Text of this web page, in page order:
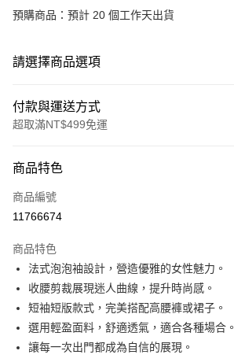
預購商品：預計 20 個工作天出貨
請選擇商品選項
付款與運送方式
超取滿NT$499免運
信用卡一次付款
超商取貨付款
Apple Pay
街口支付
悠遊付
Google Pay
商品特色
商品編號
11766674
商品特色
法式泡泡袖設計，營造優雅的女性魅力。
收腰剪裁展現迷人曲線，提升時尚感。
短袖短版款式，完美搭配高腰褲或裙子。
選用輕盈面料，舒適透氣，適合各種場合。
讓每一次出門都成為自信的展現。